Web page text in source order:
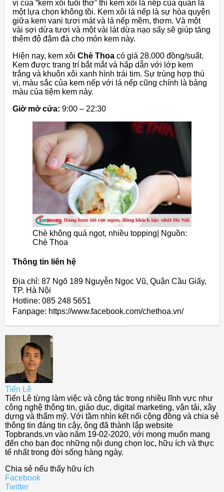
vị của “kem xôi tuổi thơ” thì kem xôi lá nếp của quán là
một lựa chọn không tồi. Kem xôi lá nếp là sự hòa quyện
giữa kem vani tươi mát và lá nếp mềm, thơm. Và một
vài sợi dừa tươi và một vài lát dừa nạo sấy sẽ giúp tăng
thêm độ đậm đà cho món kem này.
Hiện nay, kem xôi Chè Thoa có giá 28.000 đồng/suất.
Kem được trang trí bắt mắt và hấp dẫn với lớp kem
trắng và khuôn xôi xanh hình trái tim. Sự trùng hợp thú
vị, màu sắc của kem nếp với lá nếp cũng chính là bảng
màu của tiệm kem này.
Giờ mở cửa: 9:00 – 22:30
Chè không quá ngọt, nhiều topping| Nguồn:
Chè Thoa
Thông tin liên hệ
Địa chỉ: 87 Ngõ 189 Nguyễn Ngọc Vũ, Quận Cầu Giấy,
TP. Hà Nội
Hotline: 085 248 5651
Fanpage: https://www.facebook.com/chethoa.vn/
Tiến Lê
Tiến Lê từng làm việc và cộng tác trong nhiều lĩnh vực như
công nghệ thông tin, giáo dục, digital marketing, vận tải, xây
dựng và thẩm mỹ. Với tầm nhìn kết nối cộng đồng và chia sẻ
thông tin đáng tin cậy, ông đã thành lập website
Topbrands.vn vào năm 19-02-2020, với mong muốn mang
đến cho bạn đọc những nội dung chọn lọc, hữu ích và thực
tế nhất trong đời sống hàng ngày.
Chia sẻ nếu thấy hữu ích
Facebook
Twitter